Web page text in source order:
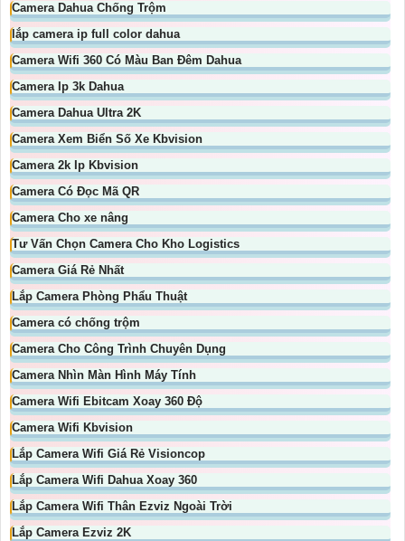
Camera Dahua Chống Trộm
lắp camera ip full color dahua
Camera Wifi 360 Có Màu Ban Đêm Dahua
Camera Ip 3k Dahua
Camera Dahua Ultra 2K
Camera Xem Biển Số Xe Kbvision
Camera 2k Ip Kbvision
Camera Có Đọc Mã QR
Camera Cho xe nâng
Tư Vấn Chọn Camera Cho Kho Logistics
Camera Giá Rẻ Nhất
Lắp Camera Phòng Phẩu Thuật
Camera có chống trộm
Camera Cho Công Trình Chuyên Dụng
Camera Nhìn Màn Hình Máy Tính
Camera Wifi Ebitcam Xoay 360 Độ
Camera Wifi Kbvision
Lắp Camera Wifi Giá Rẻ Visioncop
Lắp Camera Wifi Dahua Xoay 360
Lắp Camera Wifi Thân Ezviz Ngoài Trời
Lắp Camera Ezviz 2K